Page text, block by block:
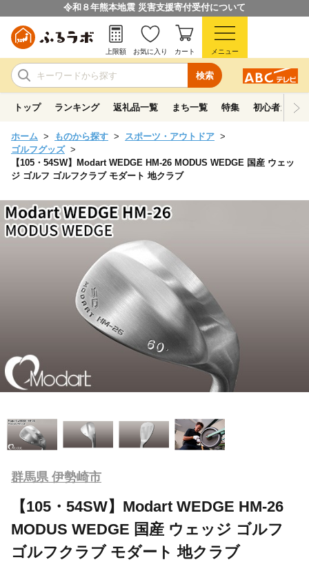
令和８年熊本地震 災害支援寄付受付について
検索
上限額 お気に入り カート メニュー
トップ ランキング 返礼品一覧 まち一覧 特集 初心者ガイド
ホーム ものから探す
スポーツ・アウトドア
ゴルフグッズ
【105・54SW】Modart WEDGE HM-26 MODUS WEDGE 国産 ウェッ
ジ ゴルフ ゴルフクラブ モダート 地クラブ
群馬県 伊勢崎市
【105・54SW】Modart WEDGE HM-26
MODUS WEDGE 国産 ウェッジ ゴルフ
ゴルフクラブ モダート 地クラブ